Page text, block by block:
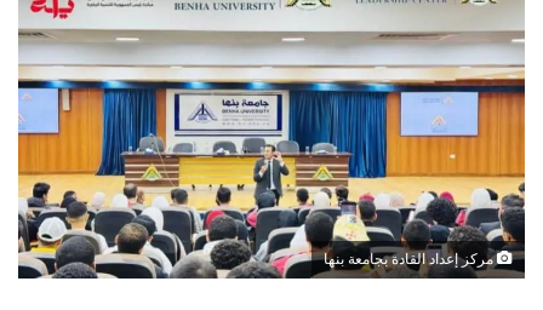
مركز إعداد القادة بجامعة بنها